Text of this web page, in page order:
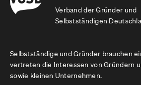
Verband der Gründer und
Selbstständigen
Selbstständige und Gründer brauchen
vertreten die Interessen von Gründern
sowie kleinen Unternehmen.